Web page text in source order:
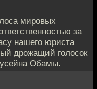
мировых
за
нашего юриста
дрожащий голосок
Обамы.